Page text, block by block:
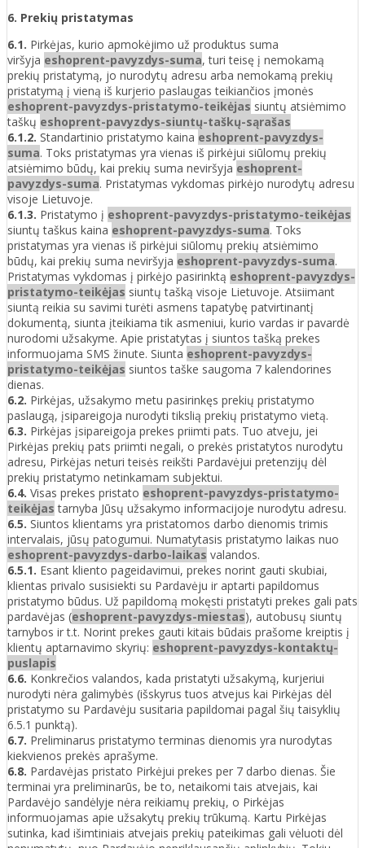
6. Prekių pristatymas
6.1. Pirkėjas, kurio apmokėjimo už produktus suma
viršyja eshoprent-pavyzdys-suma, turi teisę į nemokamą
prekių pristatymą, jo nurodytų adresu arba nemokamą prekių
pristatymą į vieną iš kurjerio paslaugas teikiančios įmonės
eshoprent-pavyzdys-pristatymo-teikėjas siuntų atsiėmimo
taškų eshoprent-pavyzdys-siuntų-taškų-sąrašas
6.1.2. Standartinio pristatymo kaina eshoprent-pavyzdys-
suma. Toks pristatymas yra vienas iš pirkėjui siūlomų prekių
atsiėmimo būdų, kai prekių suma neviršyja eshoprent-
pavyzdys-suma. Pristatymas vykdomas pirkėjo nurodytų adresu
visoje Lietuvoje.
6.1.3. Pristatymo į eshoprent-pavyzdys-pristatymo-teikėjas
siuntų taškus kaina eshoprent-pavyzdys-suma. Toks
pristatymas yra vienas iš pirkėjui siūlomų prekių atsiėmimo
būdų, kai prekių suma neviršyja eshoprent-pavyzdys-suma.
Pristatymas vykdomas į pirkėjo pasirinktą eshoprent-pavyzdys-
pristatymo-teikėjas siuntų tašką visoje Lietuvoje. Atsiimant
siuntą reikia su savimi turėti asmens tapatybę patvirtinantį
dokumentą, siunta įteikiama tik asmeniui, kurio vardas ir pavardė
nurodomi užsakyme. Apie pristatytas į siuntos tašką prekes
informuojama SMS žinute. Siunta eshoprent-pavyzdys-
pristatymo-teikėjas siuntos taške saugoma 7 kalendorines
dienas.
6.2. Pirkėjas, užsakymo metu pasirinkęs prekių pristatymo
paslaugą, įsipareigoja nurodyti tikslią prekių pristatymo vietą.
6.3. Pirkėjas įsipareigoja prekes priimti pats. Tuo atveju, jei
Pirkėjas prekių pats priimti negali, o prekės pristatytos nurodytu
adresu, Pirkėjas neturi teisės reikšti Pardavėjui pretenzijų dėl
prekių pristatymo netinkamam subjektui.
6.4. Visas prekes pristato eshoprent-pavyzdys-pristatymo-
teikėjas tarnyba Jūsų užsakymo informacijoje nurodytu adresu.
​6.5. Siuntos klientams yra pristatomos darbo dienomis trimis
intervalais, jūsų patogumui. Numatytasis pristatymo laikas nuo
eshoprent-pavyzdys-darbo-laikas valandos.
​6.5.1. Esant kliento pageidavimui, prekes norint gauti skubiai,
klientas privalo susisiekti su Pardavėju ir aptarti papildomus
pristatymo būdus. Už papildomą mokęsti pristatyti prekes gali pats
pardavėjas (eshoprent-pavyzdys-miestas), autobusų siuntų
tarnybos ir t.t. Norint prekes gauti kitais būdais prašome kreiptis į
klientų aptarnavimo skyrių: eshoprent-pavyzdys-kontaktų-
puslapis
6.6. Konkrečios valandos, kada pristatyti užsakymą, kurjeriui
nurodyti nėra galimybės (išskyrus tuos atvejus kai Pirkėjas dėl
pristatymo su Pardavėju susitaria papildomai pagal šių taisyklių
6.5.1 punktą).
6.7. Preliminarus pristatymo terminas dienomis yra nurodytas
kiekvienos prekės aprašyme.
6.8. Pardavėjas pristato Pirkėjui prekes per 7 darbo dienas. Šie
terminai yra preliminarūs, be to, netaikomi tais atvejais, kai
Pardavėjo sandėlyje nėra reikiamų prekių, o Pirkėjas
informuojamas apie užsakytų prekių trūkumą. Kartu Pirkėjas
sutinka, kad išimtiniais atvejais prekių pateikimas gali vėluoti dėl